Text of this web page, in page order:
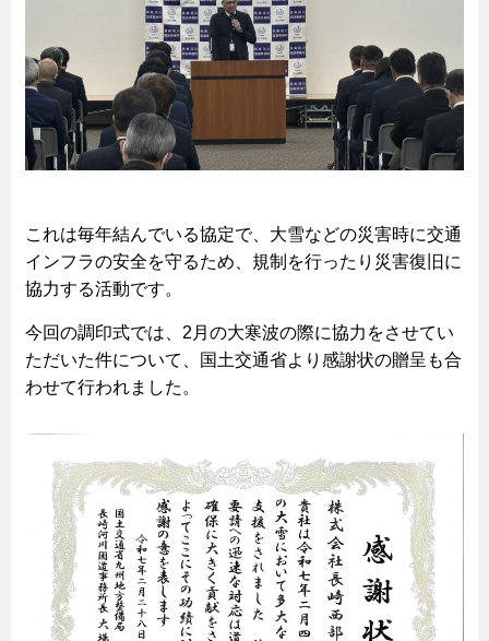
これは毎年結んでいる協定で、大雪などの災害時に交通
インフラの安全を守るため、規制を行ったり災害復旧に
協力する活動です。
今回の調印式では、2月の大寒波の際に協力をさせてい
ただいた件について、国土交通省より感謝状の贈呈も合
わせて行われました。